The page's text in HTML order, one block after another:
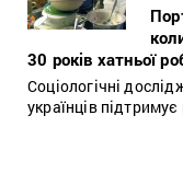
30 років хатньої
Соціологічні
українців